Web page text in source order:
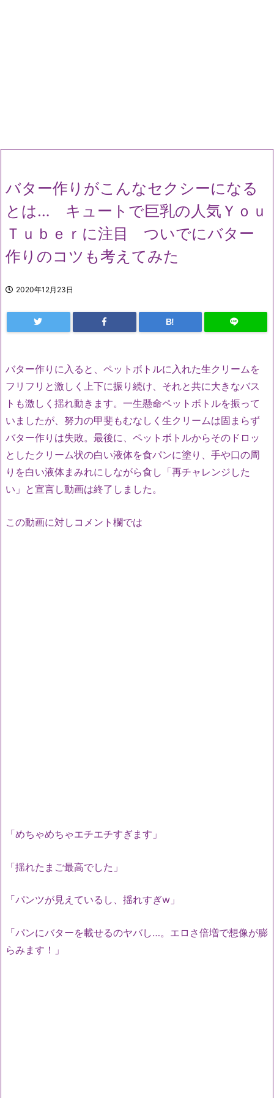
バター作りがこんなセクシーになる
とは… キュートで巨乳の人気Ｙｏｕ
Ｔｕｂｅｒに注目 ついでにバター
作りのコツも考えてみた
2020年12月23日
B!
バター作りに入ると、ペットボトルに入れた生クリームを
フリフリと激しく上下に振り続け、それと共に大きなバス
トも激しく揺れ動きます。一生懸命ペットボトルを振って
いましたが、努力の甲斐もむなしく生クリームは固まらず
バター作りは失敗。最後に、ペットボトルからそのドロッ
としたクリーム状の白い液体を食パンに塗り、手や口の周
りを白い液体まみれにしながら食し「再チャレンジした
い」と宣言し動画は終了しました。
この動画に対しコメント欄では
「めちゃめちゃエチエチすぎます」
「揺れたまご最高でした」
「パンツが見えているし、揺れすぎw」
「パンにバターを載せるのヤバし…。エロさ倍増で想像が膨
らみます！」